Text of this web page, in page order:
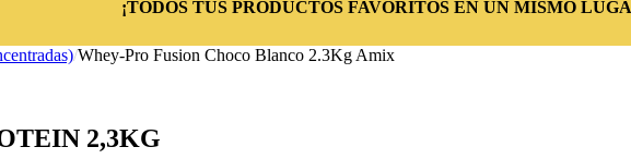
¡TODOS TUS PRODUCTOS FAVORITOS EN UN MISMO
/Whey-Pro Fusion Choco Blanco 2.3Kg Amix
2,3KG